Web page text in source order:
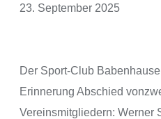
23. September 2025
Der Sport-Club
Erinnerung Abschied
Vereinsmitgliedern: Werner